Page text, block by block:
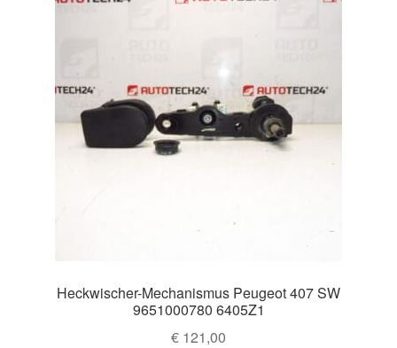
Heckwischer-Mechanismus Peugeot 407 SW
9651000780 6405Z1
€ 121,00